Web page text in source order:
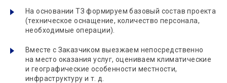
На основании ТЗ формируем базовый состав проекта
(техническое оснащение, количество персонала,
необходимые операции).
Вместе с Заказчиком выезжаем непосредственно
на место оказания услуг, оцениваем климатические
и географические особенности местности,
инфраструктуру и т. д.